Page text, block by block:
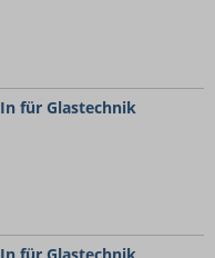
für Glastechnik